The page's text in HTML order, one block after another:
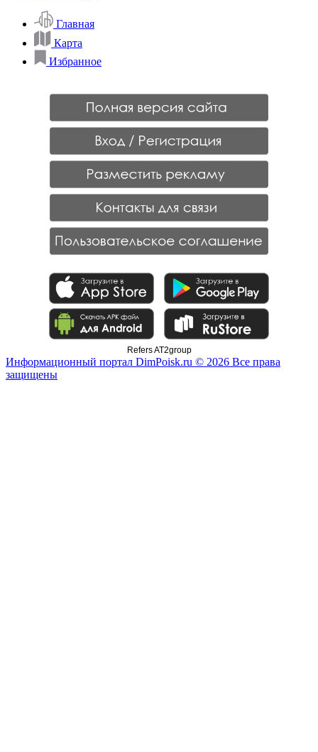
Главная
Карта
Избранное
Refers AT2group
Информационный портал DimPoisk.ru © 2026 Все права
защищены